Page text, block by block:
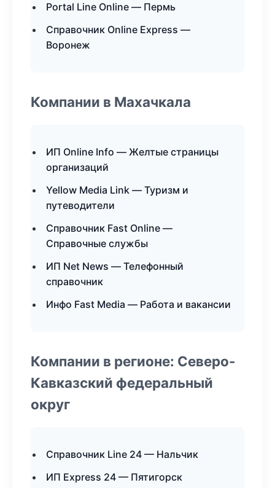
Portal Line Online — Пермь
Справочник Online Express —
Воронеж
Компании в Махачкала
ИП Online Info — Желтые страницы
организаций
Yellow Media Link — Туризм и
путеводители
Справочник Fast Online —
Справочные службы
ИП Net News — Телефонный
справочник
Инфо Fast Media — Работа и вакансии
Компании в регионе: Северо-
Кавказский федеральный
округ
Справочник Line 24 — Нальчик
ИП Express 24 — Пятигорск